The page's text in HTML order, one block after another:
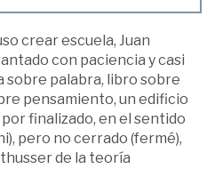
crear escuela, Juan
con paciencia y casi
sobre palabra, libro sobre
pensamiento, un edificio
finalizado, en el sentido
pero no cerrado (fermé),
de la teoría